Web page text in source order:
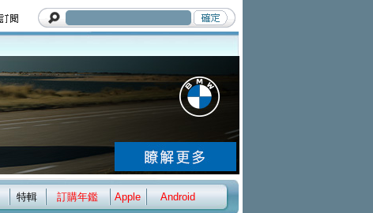
特輯 訂購年鑑 Apple Android